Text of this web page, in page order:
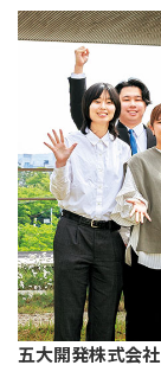
五大開発株式会社